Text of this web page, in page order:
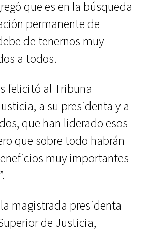
que es en la búsqueda
permanente de
de tenernos muy
a todos.
felicitó al Tribuna
a su presidenta y a
que han liderado esos
que sobre todo habrán
muy importantes
magistrada presidenta
de Justicia,